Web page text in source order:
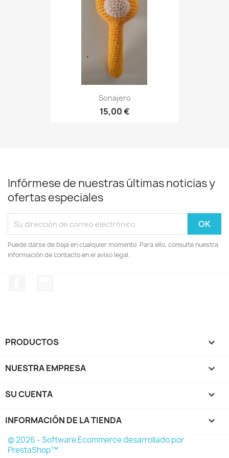
Sonajero
15,00 €
Infórmese de nuestras últimas noticias y
ofertas especiales
Puede darse de baja en cualquier momento. Para ello, consulte nuestra
información de contacto en el aviso legal.
PRODUCTOS 
NUESTRA EMPRESA 
SU CUENTA 
INFORMACIÓN DE LA TIENDA keyboard_arrow_down
© 2026 - Software Ecommerce desarrollado por
PrestaShop™